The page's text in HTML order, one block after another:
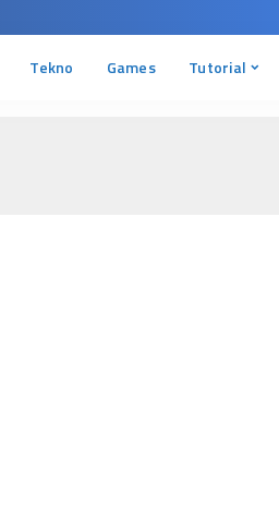
Tekno Games Tutorial